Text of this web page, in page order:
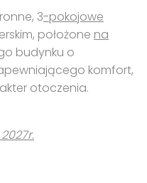
3-pokojowe
położone na
budynku o
komfort,
otoczenia.